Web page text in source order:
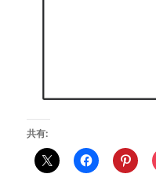
共有: